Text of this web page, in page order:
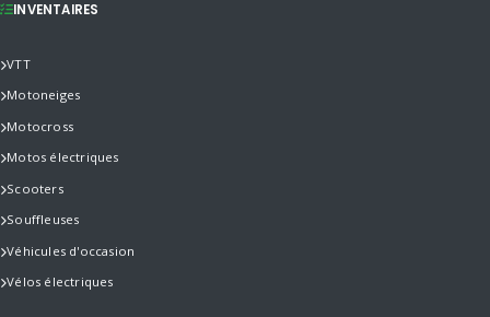
INVENTAIRES
VTT
Motoneiges
Motocross
Motos électriques
Scooters
Souffleuses
Véhicules d'occasion
Vélos électriques